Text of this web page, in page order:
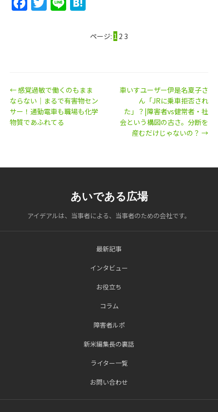
ページ: 1 2 3
← 感覚過敏で働くのもまま
ならない｜まるで有害物セン
サー！通勤電車も職場も化学
物質であふれてる
車いすユーザー伊是名夏子さ
ん「JRに乗車拒否され
た」？|障害者vs健常者・社
会という構図の古さ。分断を
産むだけじゃないの？ →
あいである広場
アイデアルは、当事者による、当事者のための会社です。
最新記事
インタビュー
お役立ち
コラム
障害者ルポ
新米編集長の裏話
ライター一覧
お問い合わせ